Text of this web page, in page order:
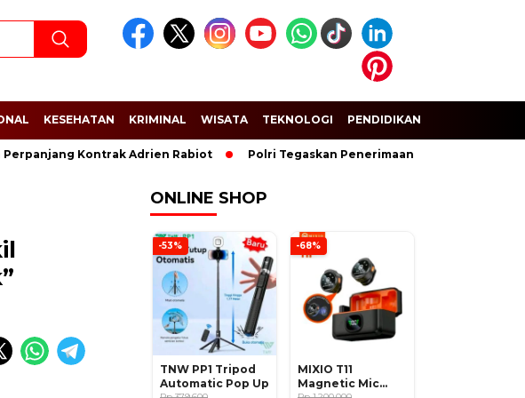
KESEHATAN KRIMINAL WISATA TEKNOLOGI PENDIDIKAN
Kontrak Adrien Rabiot Polri Tegaskan Penerimaan Anggota dan Taruna
ONLINE SHOP
-53%
TNW PP1 Tripod
Automatic Pop Up
-68%
MIXIO T11
Magnetic Mic